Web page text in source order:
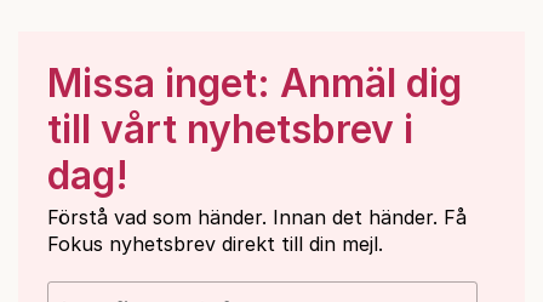
Missa inget: Anmäl dig
till vårt nyhetsbrev i
dag!
Förstå vad som händer. Innan det händer. Få
Fokus nyhetsbrev direkt till din mejl.